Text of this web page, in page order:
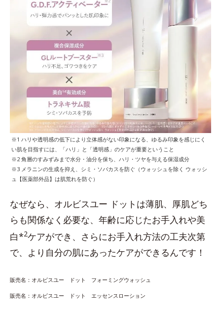
※1 ハリや透明感の低下により立体感がない印象になる、ゆるみ印象を感じにく
い肌を目指すには、「ハリ」と「透明感」のケアが重要ということ
※2 角層のすみずみまで水分・油分を保ち、ハリ・ツヤを与える保湿成分
※3 メラニンの生成を抑え、シミ・ソバカスを防ぐ（ウォッシュを除く ウォッシ
ュ【医薬部外品】は肌荒れを防ぐ）
なぜなら、オルビスユー ドットは薄肌、厚肌どち
らも関係なく必要な、年齢に応じたお手入れや美
白*2ケアができ、さらにお手入れ方法の工夫次第
で、より自分の肌にあったケアができるんです！
販売名：オルビスユー ドット フォーミングウォッシュ
販売名：オルビスユー ドット エッセンスローション